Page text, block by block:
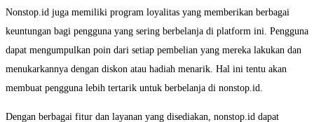
Nonstop.id juga memiliki program loyalitas yang memberikan berbagai
keuntungan bagi pengguna yang sering berbelanja di platform ini. Pengguna
dapat mengumpulkan poin dari setiap pembelian yang mereka lakukan dan
menukarkannya dengan diskon atau hadiah menarik. Hal ini tentu akan
membuat pengguna lebih tertarik untuk berbelanja di nonstop.id.
Dengan berbagai fitur dan layanan yang disediakan, nonstop.id dapat